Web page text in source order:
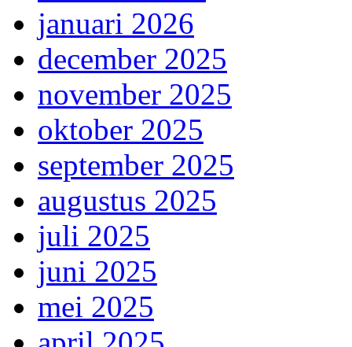
januari 2026
december 2025
november 2025
oktober 2025
september 2025
augustus 2025
juli 2025
juni 2025
mei 2025